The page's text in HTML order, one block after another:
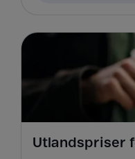
Utlandspriser